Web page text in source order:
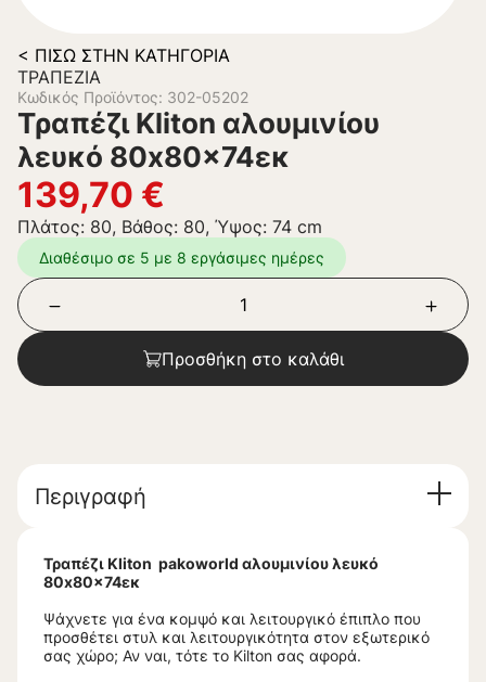
< ΠΊΣΩ ΣΤΗΝ ΚΑΤΗΓΟΡΊΑ
ΤΡΑΠΈΖΙΑ
Κωδικός Προϊόντος: 302-05202
Τραπέζι Kliton αλουμινίου
λευκό 80x80x74εκ
139,70 €
Πλάτος: 80, Βάθος: 80, Ύψος: 74 cm
Διαθέσιμο σε 5 με 8 εργάσιμες ημέρες
Προσθήκη στο καλάθι
Περιγραφή
Τραπέζι Kliton pakoworld αλουμινίου λευκό
80x80x74εκ
Ψάχνετε για ένα κομψό και λειτουργικό έπιπλο που
προσθέτει στυλ και λειτουργικότητα στον εξωτερικό
σας χώρο; Αν ναι, τότε το Kilton σας αφορά.